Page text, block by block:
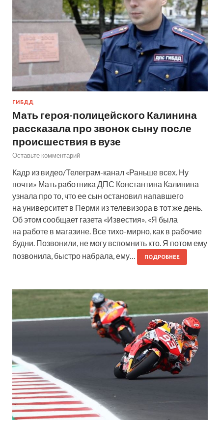
ГИБДД
Мать героя-полицейского Калинина
рассказала про звонок сыну после
происшествия в вузе
Оставьте комментарий
Кадр из видео/Телеграм-канал «Раньше всех. Ну
почти» Мать работника ДПС Константина Калинина
узнала про то, что ее сын остановил напавшего
на университет в Перми из телевизора в тот же день.
Об этом сообщает газета «Известия». «Я была
на работе в магазине. Все тихо-мирно, как в рабочие
будни. Позвонили, не могу вспомнить кто. Я потом ему
позвонила, быстро набрала, ему…
ПОДРОБНЕЕ